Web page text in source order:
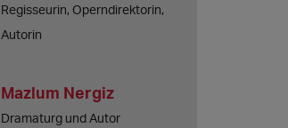
Regisseurin, Operndirektorin,
Autorin
Mazlum Nergiz
Dramaturg und Autor